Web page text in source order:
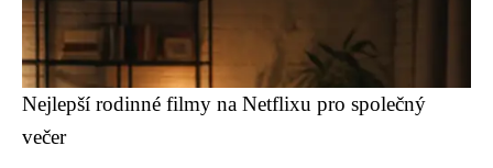
Nejlepší rodinné filmy na Netflixu pro společný
večer